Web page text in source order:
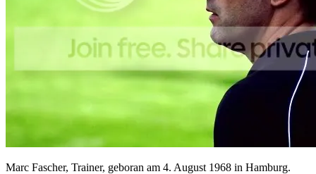
Marc Fascher, Trainer, geboran am 4. August 1968 in Hamburg.